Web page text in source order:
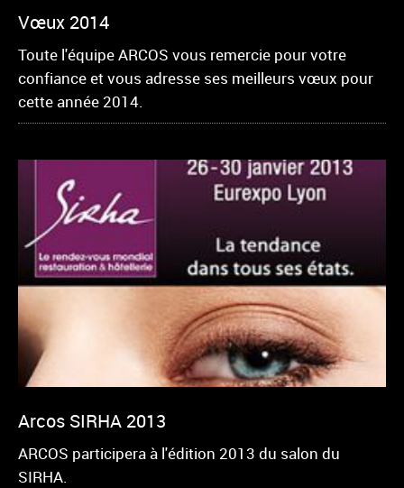
Vœux 2014
Toute l'équipe ARCOS vous remercie pour votre
confiance et vous adresse ses meilleurs vœux pour
cette année 2014.
Arcos SIRHA 2013
ARCOS participera à l'édition 2013 du salon du
SIRHA.